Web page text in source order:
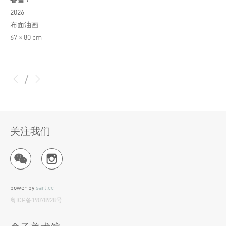
2026
布面油画
67 × 80 cm
/
关注我们
power by sart.cc
粤ICP备19078928号